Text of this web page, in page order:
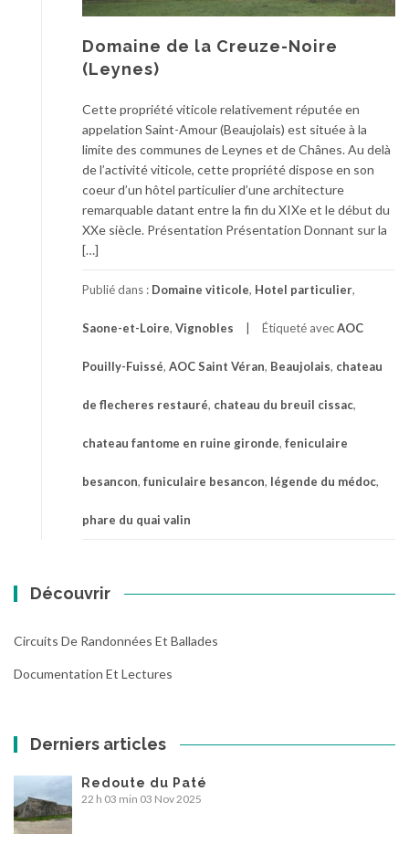
Domaine de la Creuze-Noire
(Leynes)
Cette propriété viticole relativement réputée en
appelation Saint-Amour (Beaujolais) est située à la
limite des communes de Leynes et de Chânes. Au delà
de l’activité viticole, cette propriété dispose en son
coeur d’un hôtel particulier d’une architecture
remarquable datant entre la fin du XIXe et le début du
XXe siècle. Présentation Présentation Donnant sur la
[…]
Publié dans : Domaine viticole, Hotel particulier,
Saone-et-Loire, Vignobles Étiqueté avecAOC
Pouilly-Fuissé, AOC Saint Véran, Beaujolais, chateau
de flecheres restauré, chateau du breuil cissac,
chateau fantome en ruine gironde, feniculaire
besancon, funiculaire besancon, légende du médoc,
phare du quai valin
Découvrir
Circuits De Randonnées Et Ballades
Documentation Et Lectures
Derniers articles
Redoute du Paté
22 h 03 min 03 Nov 2025